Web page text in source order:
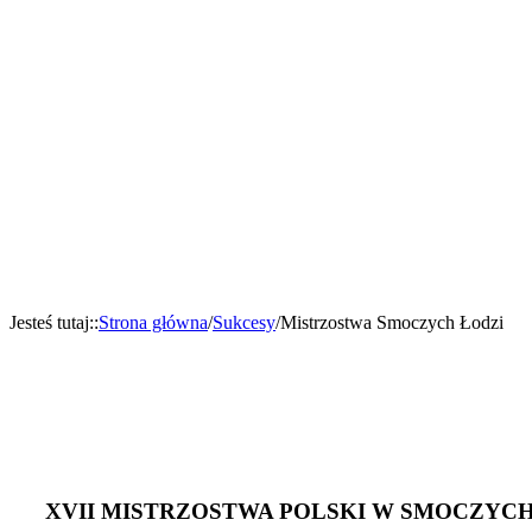
Jesteś tutaj::Strona główna/Sukcesy/Mistrzostwa Smoczych Łodzi
XVII MISTRZOSTWA POLSKI W